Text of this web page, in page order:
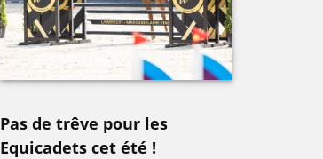
Pas de trêve pour les
Equicadets cet été !